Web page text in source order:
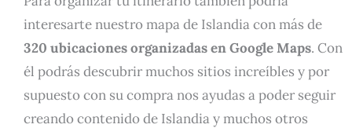
interesarte nuestro mapa de Islandia con más de
320 ubicaciones organizadas en Google Maps. Con
él podrás descubrir muchos sitios increíbles y por
supuesto con su compra nos ayudas a poder seguir
creando contenido de Islandia y muchos otros